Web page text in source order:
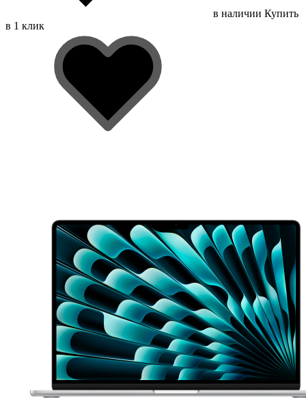
в наличии Купить
в 1 клик